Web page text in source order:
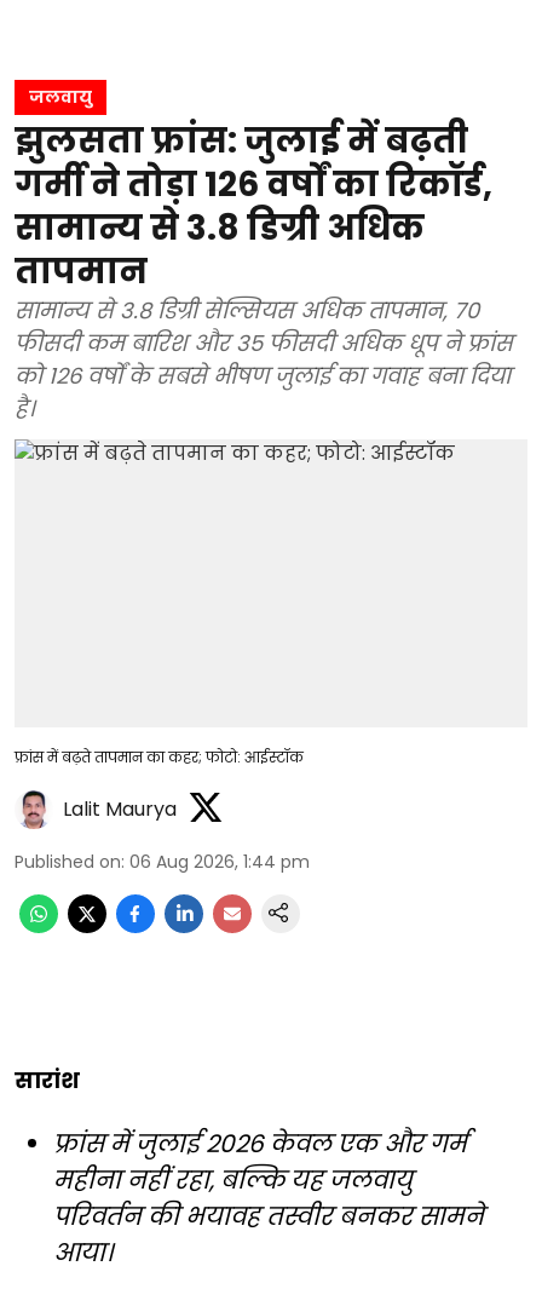
जलवायु
झुलसता फ्रांस: जुलाई में बढ़ती
गर्मी ने तोड़ा 126 वर्षों का रिकॉर्ड,
सामान्य से 3.8 डिग्री अधिक
तापमान
सामान्य से 3.8 डिग्री सेल्सियस अधिक तापमान, 70
फीसदी कम बारिश और 35 फीसदी अधिक धूप ने फ्रांस
को 126 वर्षों के सबसे भीषण जुलाई का गवाह बना दिया
है।
फ्रांस में बढ़ते तापमान का कहर; फोटो: आईस्टॉक
Lalit Maurya
Published on: 06 Aug 2026, 1:44 pm
सारांश
फ्रांस में जुलाई 2026 केवल एक और गर्म
महीना नहीं रहा, बल्कि यह जलवायु
परिवर्तन की भयावह तस्वीर बनकर सामने
आया।